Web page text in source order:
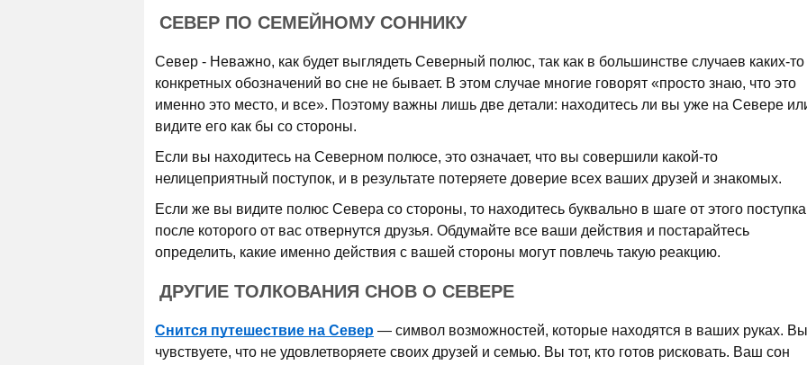
СЕВЕР ПО СЕМЕЙНОМУ СОННИКУ
Север - Неважно, как будет выглядеть Северный полюс, так как в большинстве случаев каких-то
конкретных обозначений во сне не бывает. В этом случае многие говорят «просто знаю, что это
именно это место, и все». Поэтому важны лишь две детали: находитесь ли вы уже на Севере
видите его как бы со стороны.
Если вы находитесь на Северном полюсе, это означает, что вы совершили какой-то
нелицеприятный поступок, и в результате потеряете доверие всех ваших друзей и знакомых.
Если же вы видите полюс Севера со стороны, то находитесь буквально в шаге от этого
после которого от вас отвернутся друзья. Обдумайте все ваши действия и постарайтесь
определить, какие именно действия с вашей стороны могут повлечь такую реакцию.
ДРУГИЕ ТОЛКОВАНИЯ СНОВ О СЕВЕРЕ
Снится путешествие на Север — символ возможностей, которые находятся в ваших руках. Вы
чувствуете, что не удовлетворяете своих друзей и семью. Вы тот, кто готов рисковать. Ваш сон